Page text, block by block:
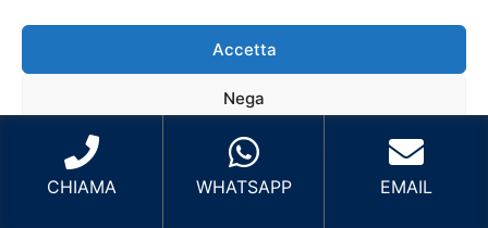
Accetta
Nega
Visualizza le preferenze
Cookie PolicyPrivacy Policy
Flaminio, Fleming, Monte Mario e zone
limitrofe.
: Tiburtina, Prenestina,
Tuscolana, Centocelle, Cinecittà, Tor
Vergata e zone limitrofe.
Roma Sud
: EUR, Ostiense, Garbatella,
CHIAMA WHATSAPP EMAIL